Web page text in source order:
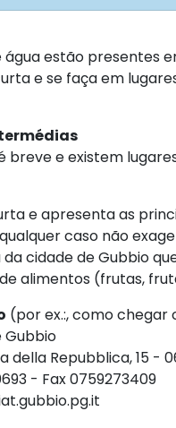
água estão presentes
e se faça em
breve e existem
e apresenta as
caso não
cidade de Gubbio
alimentos (frutas,
(por ex.:, como chegar
Gubbio
della Repubblica, 15 -
- Fax 0759273409